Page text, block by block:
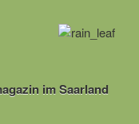
im Saarland